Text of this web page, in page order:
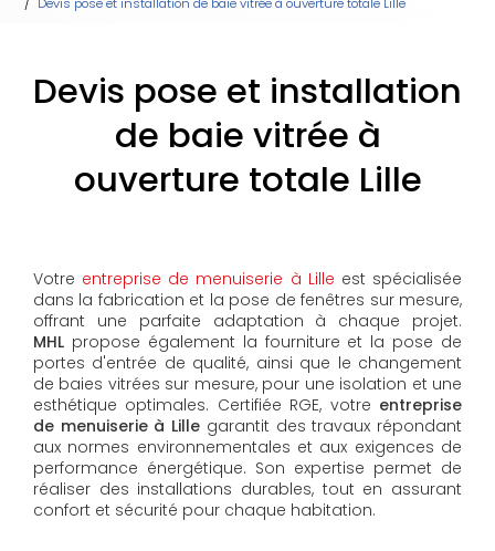
Devis pose et installation
de baie vitrée à
ouverture totale Lille
Votre entreprise de menuiserie à Lille est spécialisée
dans la fabrication et la pose de fenêtres sur mesure,
offrant une parfaite adaptation à chaque projet.
MHL propose également la fourniture et la pose de
portes d'entrée de qualité, ainsi que le changement
de baies vitrées sur mesure, pour une isolation et une
esthétique optimales. Certifiée RGE, votre entreprise
de menuiserie à Lille garantit des travaux répondant
aux normes environnementales et aux exigences de
performance énergétique. Son expertise permet de
réaliser des installations durables, tout en assurant
confort et sécurité pour chaque habitation.